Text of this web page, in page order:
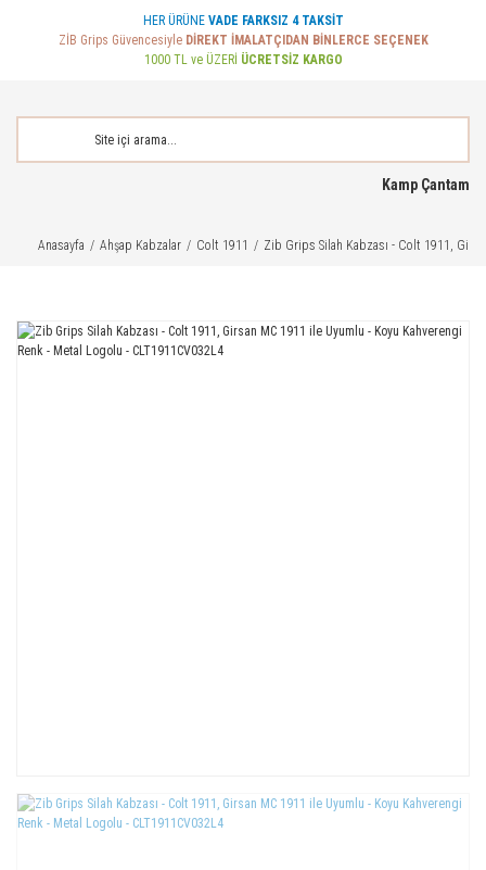
HER ÜRÜNE VADE FARKSIZ 4 TAKSİT
ZİB Grips Güvencesiyle DİREKT İMALATÇIDAN BİNLERCE SEÇENEK
1000 TL ve ÜZERİ ÜCRETSİZ KARGO
Kamp Çantam
Anasayfa Ahşap Kabzalar Colt 1911 Zib Grips Silah Kabzası - Colt 1911,